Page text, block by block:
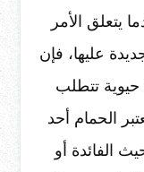
يتعلق الأمر
عليها، فإن
تتطلب
الحمام أحد
الفائدة أو